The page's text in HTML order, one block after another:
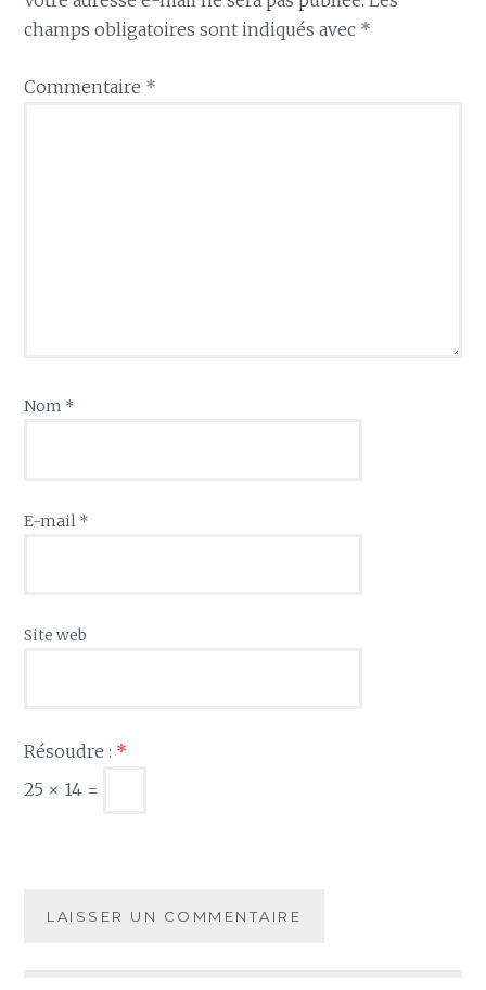
champs obligatoires sont indiqués avec *
Commentaire *
Nom *
E-mail *
Site web
Résoudre : *
25 × 14 =